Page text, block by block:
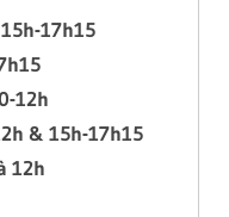
17h15
12h
& 15h-17h15
12h